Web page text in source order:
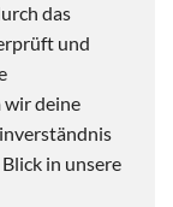
das
und
wir deine
in unsere